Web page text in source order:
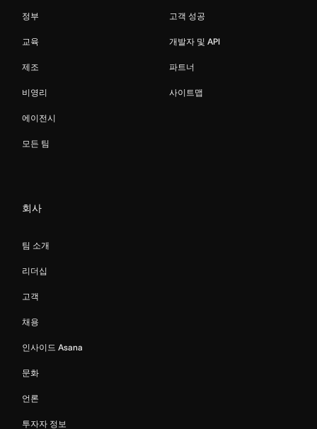
정부
교육
제조
비영리
에이전시
모든 팀
고객 성공
개발자 및 API
파트너
사이트맵
회사
팀 소개
리더십
고객
채용
인사이드 Asana
문화
언론
투자자 정보